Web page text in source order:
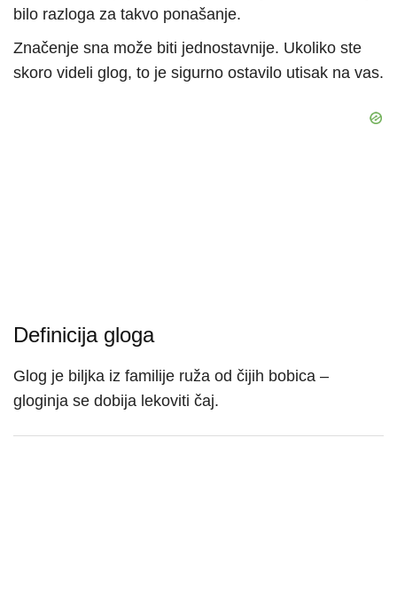
bilo razloga za takvo ponašanje.
Značenje sna može biti jednostavnije. Ukoliko ste
skoro videli glog, to je sigurno ostavilo utisak na vas.
Definicija gloga
Glog je biljka iz familije ruža od čijih bobica –
gloginja se dobija lekoviti čaj.